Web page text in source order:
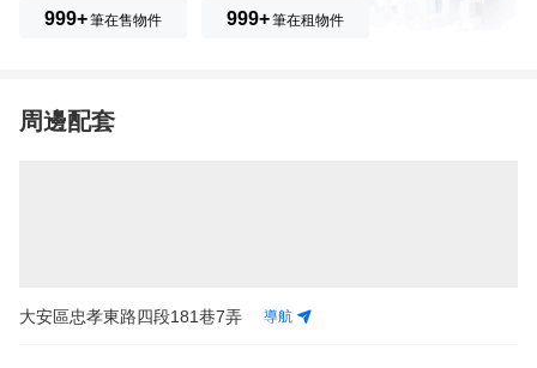
*本公司於簽訂租約時將收取仲介服務費並開立發票。
*本廣告内容及照片可能會異動，所載街景圖片為附近環境介紹
999+筆在售物件 999+筆在租物件
周邊配套
大安區忠孝東路四段181巷7弄 導航